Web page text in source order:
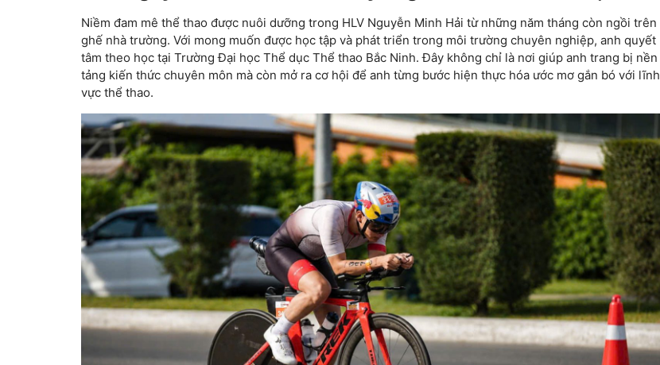
Niềm đam mê thể thao được nuôi dưỡng trong HLV Nguyễn Minh Hải từ những năm tháng còn ngồi trên
ghế nhà trường. Với mong muốn được học tập và phát triển trong môi trường chuyên nghiệp, anh quyết
tâm theo học tại Trường Đại học Thể dục Thể thao Bắc Ninh. Đây không chỉ là nơi giúp anh trang bị nền
tảng kiến thức chuyên môn mà còn mở ra cơ hội để anh từng bước hiện thực hóa ước mơ gắn bó với lĩnh
vực thể thao.